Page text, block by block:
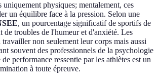
uniquement physiques; mentalement, ces
un équilibre face à la pression. Selon une
, un pourcentage significatif de sportifs de
de troubles de l'humeur et d'anxiété. Les
travailler non seulement leur corps mais aussi
souvent des professionnels de la psychologie
performance ressentie par les athlètes est un
à toute épreuve.